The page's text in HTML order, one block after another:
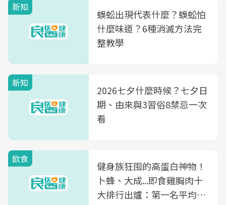
新知
蜈蚣出現代表什麼？蜈蚣怕
什麼味道？6種消滅方法完
整教學
新知
2026七夕什麼時候？七夕日
期、由來與3習俗8禁忌一次
看
飲食
健身族狂囤的高蛋白神物！
卜蜂、大成...即食雞胸肉十
大排行出爐：第一名平均一